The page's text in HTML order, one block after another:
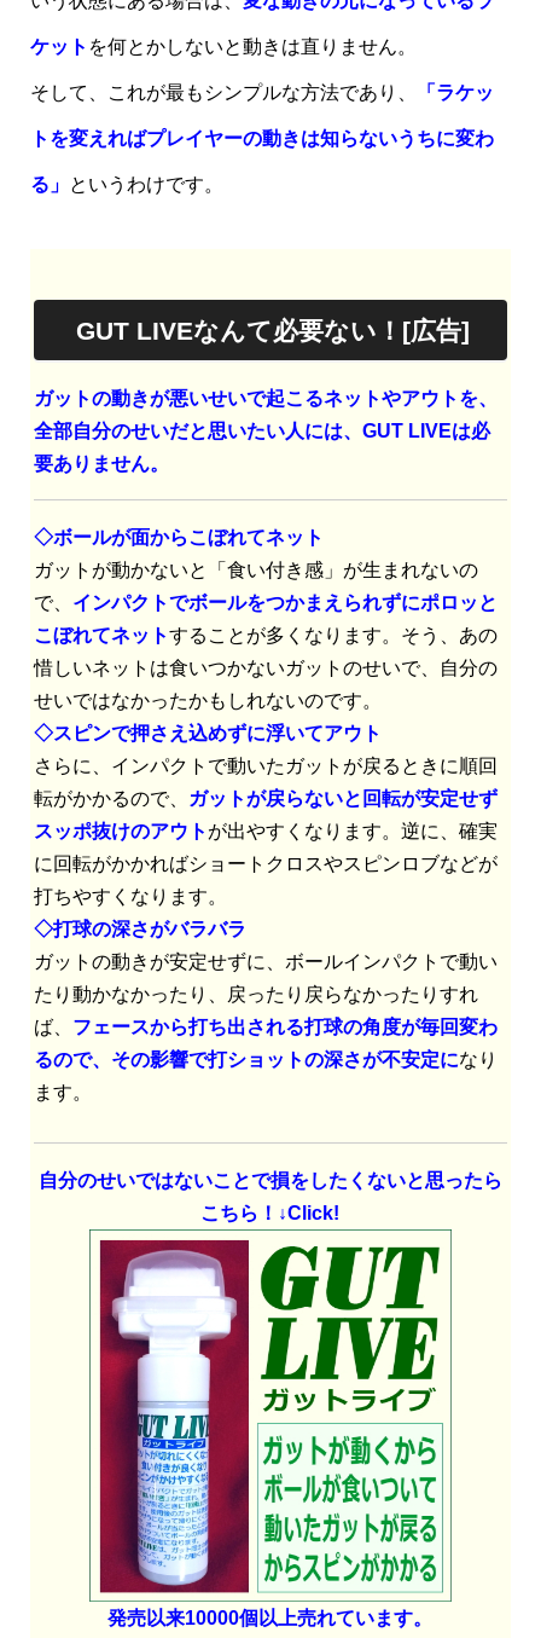
ケット を何とかしないと動きは直りません。
そして、これが最もシンプルな方法であり、 「ラケッ
トを変えればプレイヤーの動きは知らないうちに変わ
る」 というわけです。
GUT LIVEなんて必要ない！[広告]
ガットの動きが悪いせいで起こるネットやアウトを、
全部自分のせいだと思いたい人には、GUT LIVEは必
要ありません。
◇ボールが面からこぼれてネット
ガットが動かないと「食い付き感」が生まれないの
で、 インパクトでボールをつかまえられずにポロッと
こぼれてネットすることが多くなります。そう、あの
惜しいネットは食いつかないガットのせいで、自分の
せいではなかったかもしれないのです。
◇スピンで押さえ込めずに浮いてアウト
さらに、インパクトで動いたガットが戻るときに順回
転がかかるので、
ガットが戻らないと回転が安定せず
スッポ抜けのアウト が出やすくなります。逆に、確実
に回転がかかればショートクロスやスピンロブなどが
打ちやすくなります。
◇打球の深さがバラバラ
ガットの動きが安定せずに、ボールインパクトで動い
たり動かなかったり、戻ったり戻らなかったりすれ
ば、 フェースから打ち出される打球の角度が毎回変わ
るので、その影響で打ショットの深さが不安定になり
ます。
自分のせいではないことで損をしたくないと思ったら
こちら！↓Click!
発売以来10000個以上売れています。